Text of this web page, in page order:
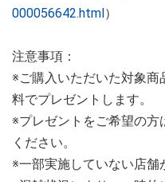
000056642.html）
注意事項：
※ご購入いただいた対象
料でプレゼントします。
※プレゼントをご希望の方
ください。
※一部実施していない店舗